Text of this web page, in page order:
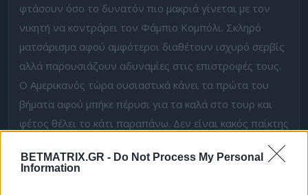
BETMATRIX.GR - Do Not Process My Personal
Information
φτάσουν όσο το δυνατόν πιο μακριά γίνεται με τον
νικητή να κοντράρει τον Φάμπιο Κομπόλι. Σκληρό
ματσάρισμα αφού αμφότεροι διαθέτουν ισχυρό σερβίς
αλλά παρουσιάζουν αδυναμίες στις επιστροφές τους.
Ο Αμερικανός τώρα ουσιαστικά κάνει τα πρώτα του
βήματα αφού μπήκε πέρυσι για τα καλά στο τουρ και
φέτος θέλει το κάτι παραπάνω. Δεν είναι κακός παίκτης
αλλά παραμένει ασταθής και το ταβάνι του για την ώρα
είναι εξαιρετικά χαμηλό, αλλά παρόλα αυτά κάνει νίκες.